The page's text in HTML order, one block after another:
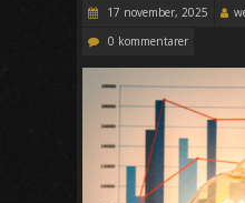
17 november, 2025
0 kommentarer